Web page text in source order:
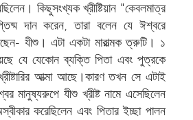
কিছুসংখ্যক খ্রীষ্টিয়ান "কেবলমাত্র
দান করেন, তারা বলেন যে ঈশ্বরে
যীশু। এটা একটা মারাত্মক ত্রুটি। ১
যে যেকোন ব্যক্তি পিতা এবং পুত্রকে
আত্মা আছে।কারণ তখন সে এটাই
মানুষ্যরুপে যীশু খ্রীষ্ট নামে এসেছিলেন
করেছিলেন এবং পিতার ইচ্ছা পালন